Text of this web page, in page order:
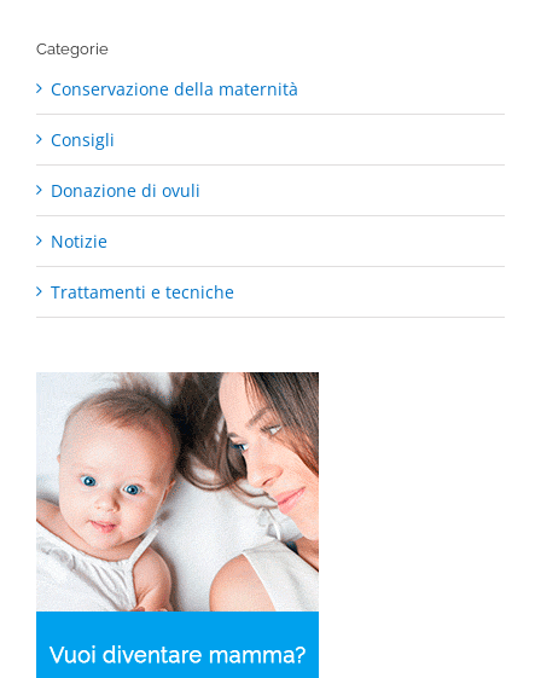
Categorie
Conservazione della maternità
Consigli
Donazione di ovuli
Notizie
Trattamenti e tecniche